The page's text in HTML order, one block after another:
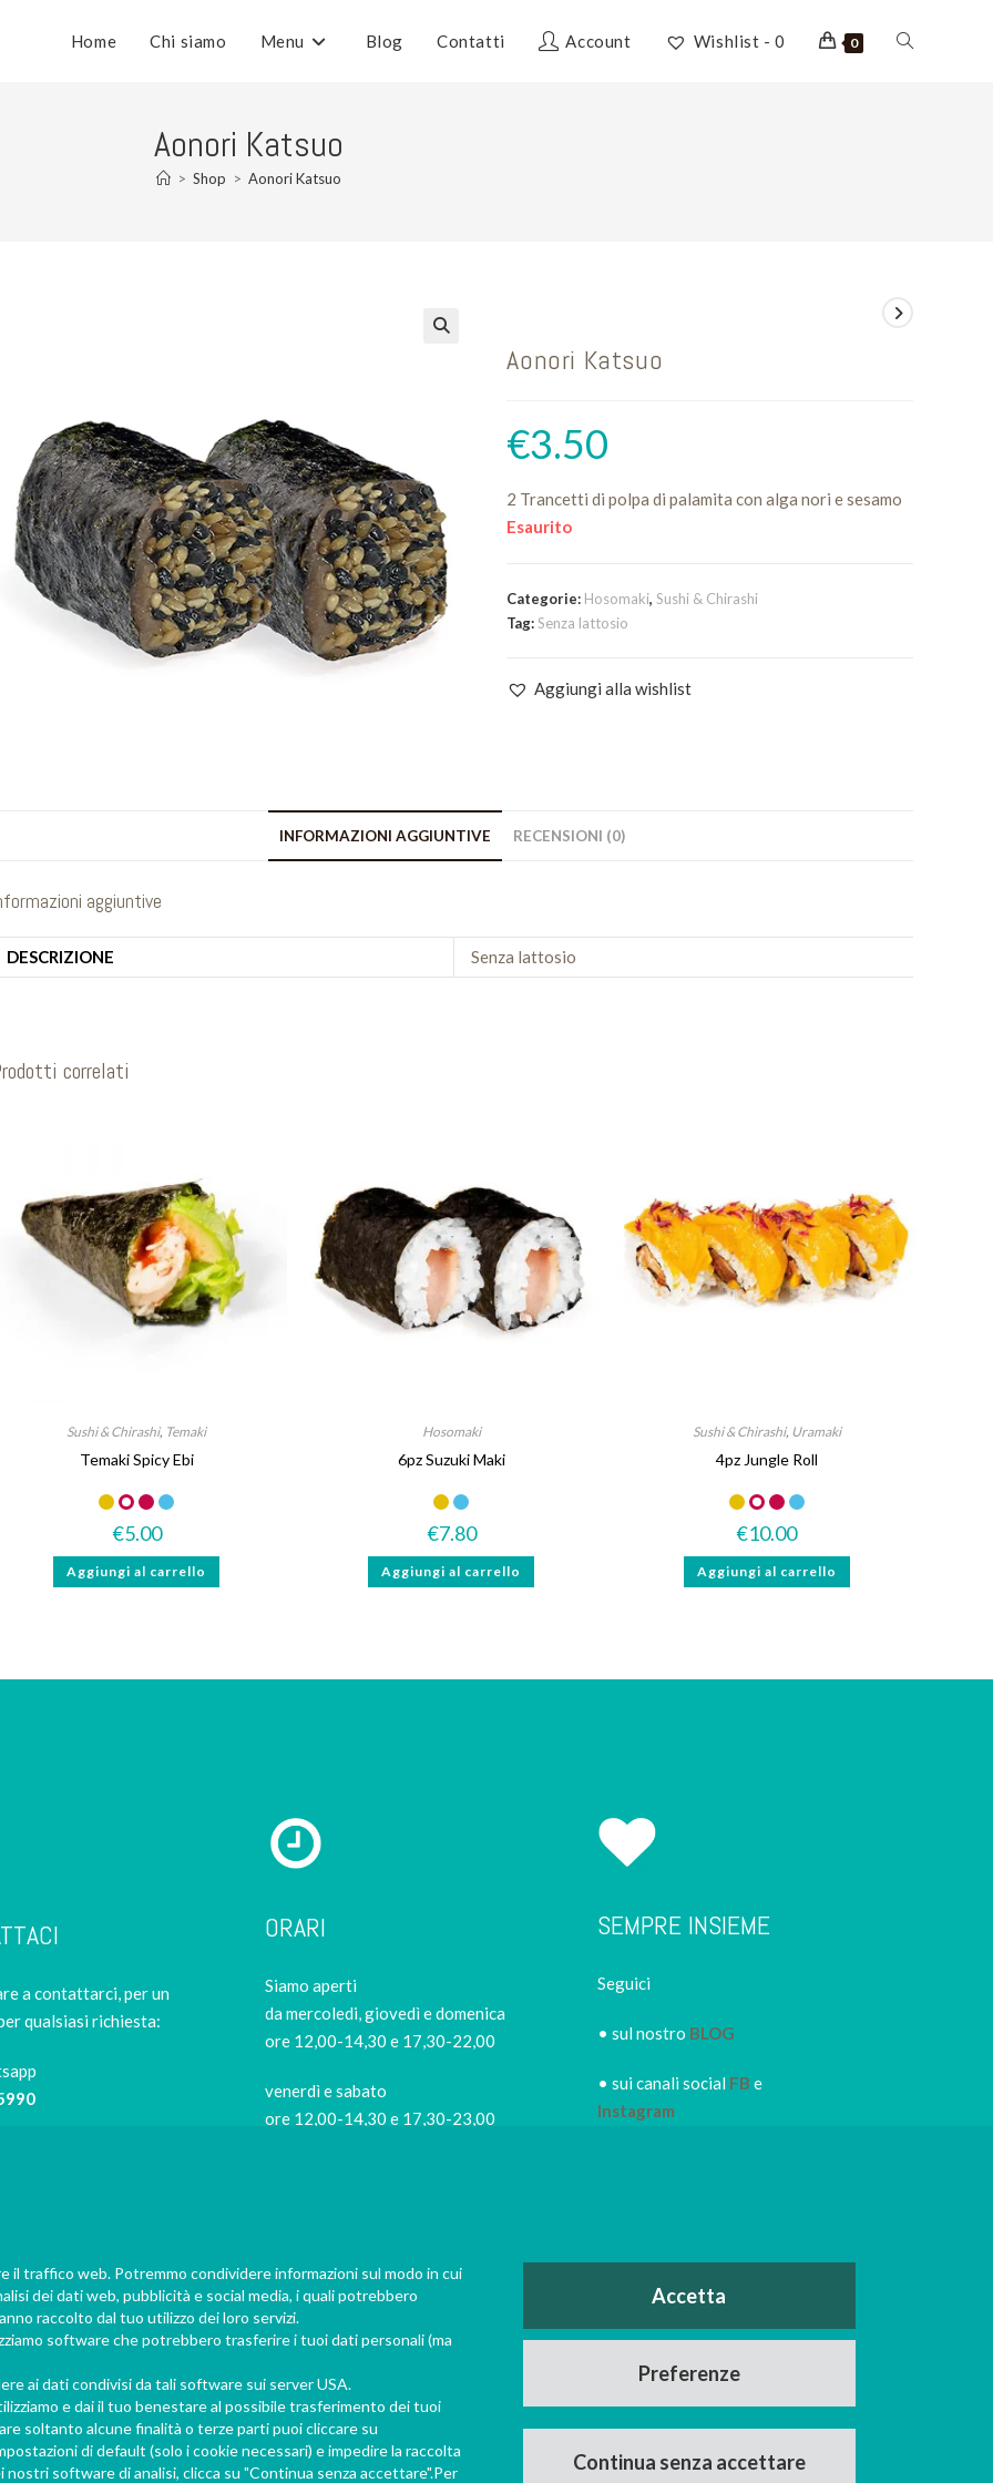
Home Chi siamo Menu Blog Contatti Account Wishlist - 0 0 Attiva/
Aonori Katsuo
> Shop > Aonori Katsuo
Aonori Katsuo
€3.50
2 Trancetti di polpa di palamita con alga nori e sesamo
Esaurito
Categorie: Hosomaki,Sushi & Chirashi
Tag:Senza lattosio
Aggiungi alla wishlist
INFORMAZIONI AGGIUNTIVE RECENSIONI (0)
aggiuntive
DESCRIZIONE Senza lattosio
correlati
Sushi & Chirashi, Temaki
Temaki Spicy Ebi
€5.00
Aggiungi al carrello
Hosomaki
6pz Suzuki Maki
€7.80
Aggiungi al carrello
Sushi & Chirashi, Uramaki
4pz Jungle Roll
Gluten Free
€10.00
Aggiungi al carrello
a contattarci, per un
qualsiasi richiesta:
ORARI
Siamo aperti
da mercoledi, giovedì e domenica
ore 12,00-14,30 e 17,30-22,00
venerdì e sabato
ore 12,00-14,30 e 17,30-23,00
prenota la tua consegna almeno
1 ora prima del ritiro, 2 ore il venerdì e il
sabato sera.
SEMPRE INSIEME
Seguici
• sul nostro BLOG
• sui canali social FB e
Instagram
FacebookInstagram
il traffico web. Potremmo condividere informazioni sul modo in cui
dei dati web, pubblicità e social media, i quali potrebbero
raccolto dal tuo utilizzo dei loro servizi.
software che potrebbero trasferire i tuoi dati personali (ma
ai dati condivisi da tali software sui server USA.
e dai il tuo benestare al possibile trasferimento dei tuoi
soltanto alcune finalità o terze parti puoi cliccare su
di default (solo i cookie necessari) e impedire la raccolta
software di analisi, clicca su "Continua senza accettare".Per
Preferenze
Continua senza accettare
Accetta